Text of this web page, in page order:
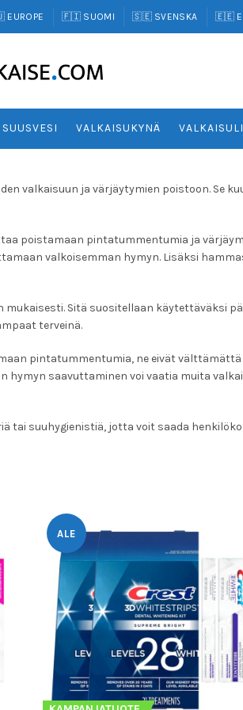
🇫🇮 SUOMI 🇸🇪 SVENSKA 🇪🇪
SUUSVESI VALKAISUKYNÄ
valkaisuun ja värjäytymien poistoon. Se
poistamaan pintatummentumia ja
valkoisemman hymyn. Lisäksi
Sitä suositellaan käytettäväksi
terveinä.
pintatummentumia, ne eivät
saavuttaminen voi vaatia muita
tai suuhygienistiä, jotta voit saada
ALE